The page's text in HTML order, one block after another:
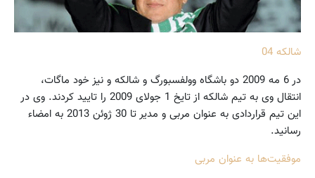
شالکه 04
در 6 مه 2009 دو باشگاه وولفسبورگ و شالکه و نیز خود ماگات،
انتقال وی به تیم شالکه از تایخ 1 جولای 2009 را تایید کردند. وی در
این تیم قراردادی به عنوان مربی و مدیر تا 30 ژوئن 2013 به امضاء
رسانید.
موفقیت‌ها به عنوان مربی